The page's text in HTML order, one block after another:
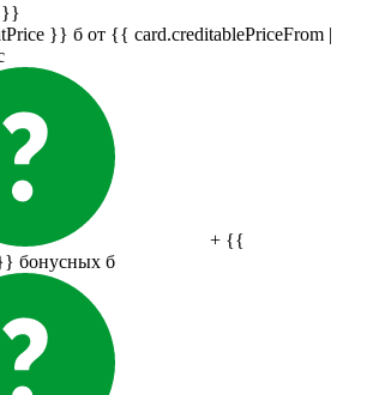
}}
}} б от {{ card.creditablePriceFrom |
+ {{
бонусных б